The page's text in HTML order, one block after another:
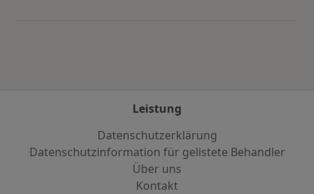
Leistung
Datenschutzerklärung
Datenschutzinformation für gelistete Behandler
Über uns
Kontakt